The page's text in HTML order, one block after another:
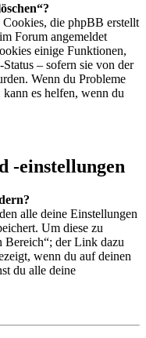
die phpBB erstellt
Forum angemeldet
einige Funktionen,
– sofern sie von der
Wenn du Probleme
es helfen, wenn du
-einstellungen
alle deine Einstellungen
Um diese zu
Bereich“; der Link dazu
wenn du auf deinen
du alle deine